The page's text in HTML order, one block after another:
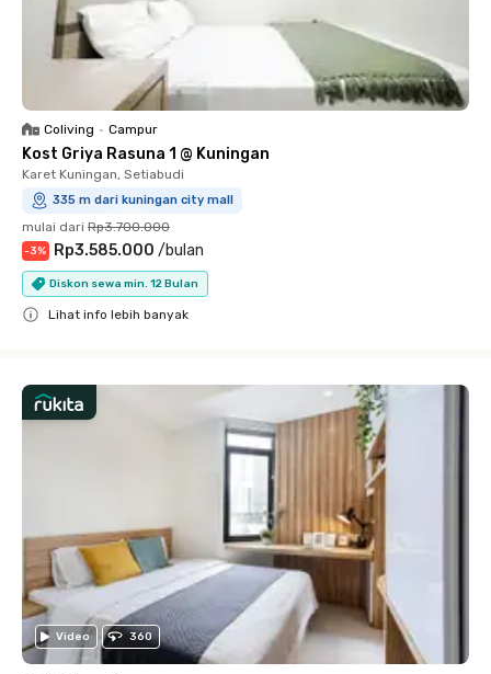
Coliving • Campur
Kost Griya Rasuna 1 @ Kuningan
Karet Kuningan, Setiabudi
335 m dari kuningan city mall
mulai dari Rp3.700.000
-3% Rp3.585.000 /bulan
Diskon sewa min. 12 Bulan
Lihat info lebih banyak
Video 360